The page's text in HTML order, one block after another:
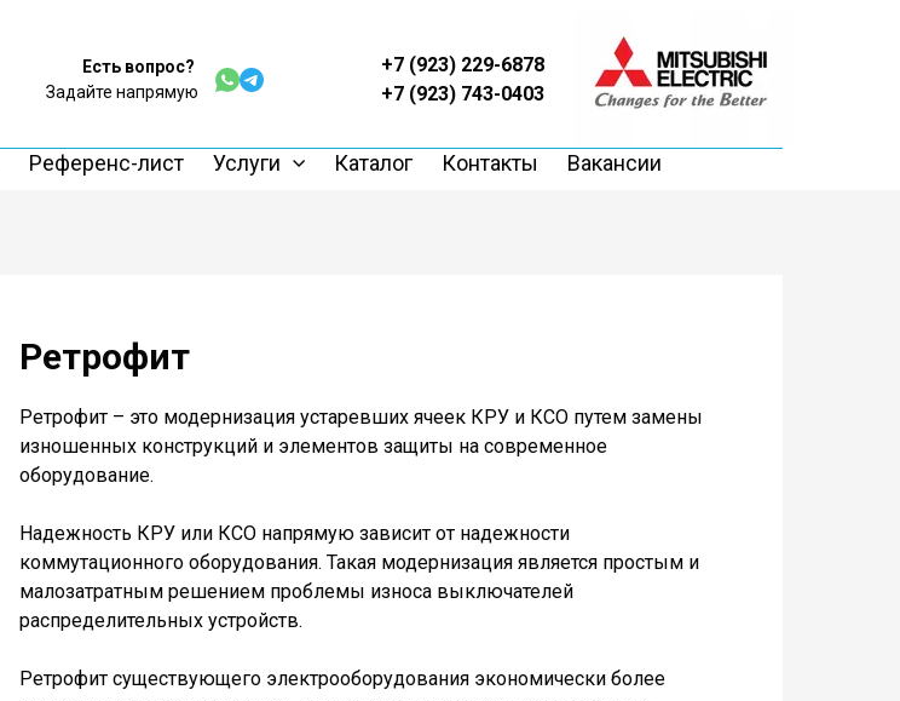
Есть вопрос?
Задайте напрямую
+7 (923) 229-6878
+7 (923) 743-0403
Референс-лист Услуги Каталог Контакты Вакансии
Ретрофит
Ретрофит – это модернизация устаревших ячеек КРУ и КСО путем замены
изношенных конструкций и элементов защиты на современное
оборудование.
Надежность КРУ или КСО напрямую зависит от надежности
коммутационного оборудования. Такая модернизация является простым и
малозатратным решением проблемы износа выключателей
распределительных устройств.
Ретрофит существующего электрооборудования экономически более